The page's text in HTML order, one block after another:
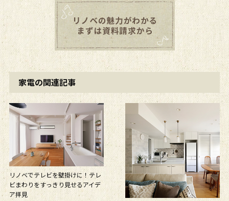
家電の関連記事
リノベでテレビを壁掛けに！テレ
ビまわりをすっきり見せるアイデ
ア拝見